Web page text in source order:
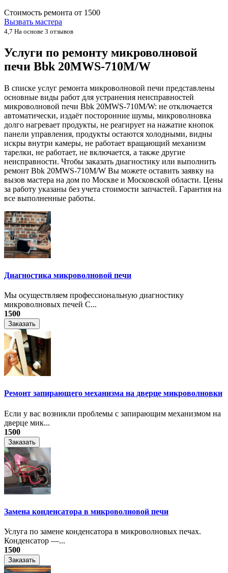
Стоимость ремонта от 1500
Вызвать мастера
4,7 На основе 3 отзывов
Услуги по ремонту микроволновой
печи Bbk 20MWS-710M/W
В списке услуг ремонта микроволновой печи представлены
основные виды работ для устранения неисправностей
микроволновой печи Bbk 20MWS-710M/W: не отключается
автоматически, издаёт посторонние шумы, микроволновка
долго нагревает продукты, не реагирует на нажатие кнопок
панели управления, продукты остаются холодными, видны
искры внутри камеры, не работает вращающий механизм
тарелки, не работает, не включается, а также другие
неисправности. Чтобы заказать диагностику или выполнить
ремонт Bbk 20MWS-710M/W Вы можете оставить заявку на
вызов мастера на дом по Москве и Московской области. Цены
за работу указаны без учета стоимости запчастей. Гарантия на
все выполненные работы.
Диагностика микроволновой печи
Мы осуществляем профессиональную диагностику
микроволновых печей С...
1500
Заказать
Ремонт запирающего механизма на дверце микроволновки
Если у вас возникли проблемы с запирающим механизмом на
дверце мик...
1500
Заказать
Замена конденсатора в микроволновой печи
Услуга по замене конденсатора в микроволновых печах.
Конденсатор —...
1500
Заказать